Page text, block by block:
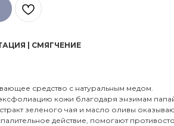
| СМЯГЧЕНИЕ
средство с натуральным медом.
кожи благодаря энзимам
зеленого чая и масло оливы
действие, помогают